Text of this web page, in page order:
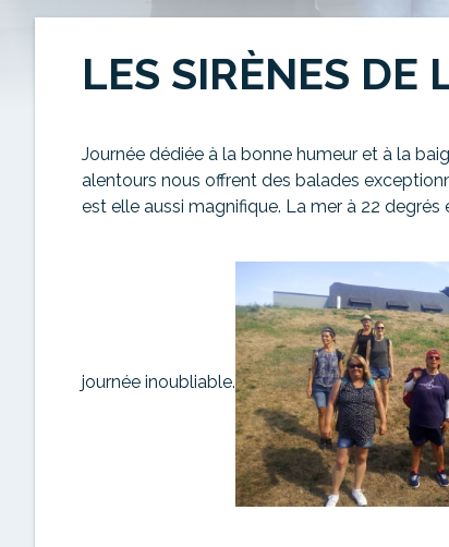
LES SIRÈNES DE
Journée dédiée à la bonne humeur et à la
alentours nous offrent des balades
est elle aussi magnifique. La mer à 22
journée inoubliable.